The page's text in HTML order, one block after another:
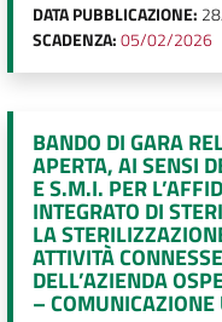
DATA PUBBLICAZIONE:
SCADENZA:05/02/2026
BANDO DI GARA
APERTA, AI SENSI
E S.M.I. PER
INTEGRATO DI
LA
ATTIVITÀ
DELL’AZIENDA
– COMUNICAZIONE